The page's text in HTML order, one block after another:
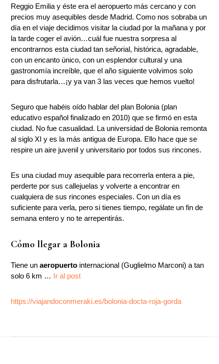
Reggio Emilia y éste era el aeropuerto más cercano y con
precios muy asequibles desde Madrid. Como nos sobraba un
día en el viaje decidimos visitar la ciudad por la mañana y por
la tarde coger el avión…cuál fue nuestra sorpresa al
encontrarnos esta ciudad tan señorial, histórica, agradable,
con un encanto único, con un esplendor cultural y una
gastronomía increíble, que el año siguiente volvimos solo
para disfrutarla…¡y ya van 3 las veces que hemos vuelto!
Seguro que habéis oído hablar del plan Bolonia (plan
educativo español finalizado en 2010) que se firmó en esta
ciudad. No fue casualidad. La universidad de Bolonia remonta
al siglo XI y es la más antigua de Europa. Ello hace que se
respire un aire juvenil y universitario por todos sus rincones.
Es una ciudad muy asequible para recorrerla entera a pie,
perderte por sus callejuelas y volverte a encontrar en
cualquiera de sus rincones especiales. Con un día es
suficiente para verla, pero si tienes tiempo, regálate un fin de
semana entero y no te arrepentirás.
Cómo llegar a Bolonia
Tiene unaeropuerto internacional (Guglielmo Marconi) a tan
solo 6 km … Ir al post
https://viajandoconmeraki.es/bolonia-docta-roja-gorda